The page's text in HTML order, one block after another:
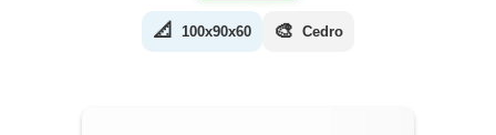
📐 100x90x60 🎨 Cedro